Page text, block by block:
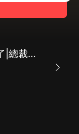
隋少，你老婆又復活了|總裁豪門|言情|靈異|都市|AI多播